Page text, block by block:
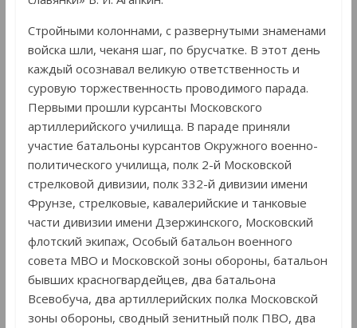
Стройными колоннами, с развернутыми знаменами
войска шли, чеканя шаг, по брусчатке. В этот день
каждый осознавал великую ответственность и
суровую торжественность проводимого парада.
Первыми прошли курсанты Московского
артиллерийского училища. В параде приняли
участие батальоны курсантов Окружного военно-
политического училища, полк 2-й Московской
стрелковой дивизии, полк 332-й дивизии имени
Фрунзе, стрелковые, кавалерийские и танковые
части дивизии имени Дзержинского, Московский
флотский экипаж, Особый батальон военного
совета МВО и Московской зоны обороны, батальон
бывших красногвардейцев, два батальона
Всевобуча, два артиллерийских полка Московской
зоны обороны, сводный зенитный полк ПВО, два